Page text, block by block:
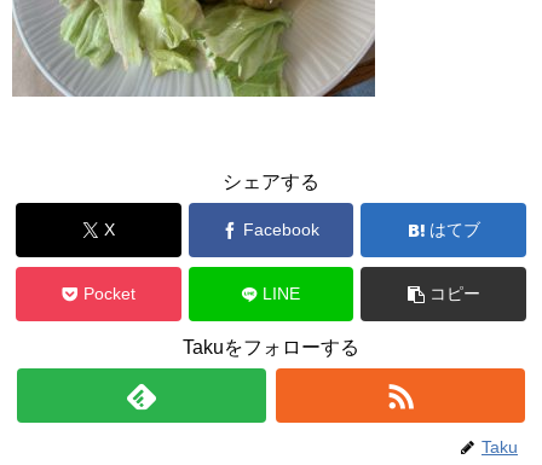
シェアする
X Facebook はてブ
Pocket LINE コピー
Takuをフォローする
Taku